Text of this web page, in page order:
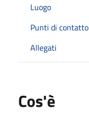
Luogo
Punti di contatto
Allegati
Cos'è